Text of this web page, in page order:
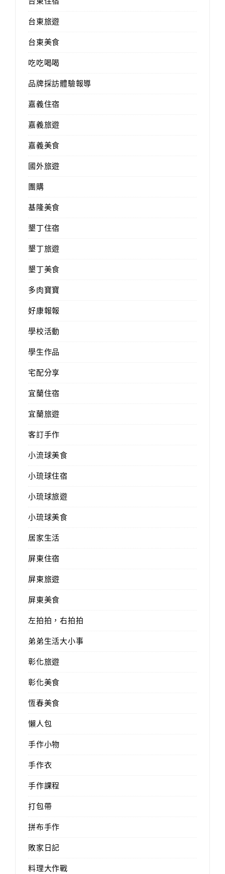
台東旅遊
台東美食
吃吃喝喝
品牌採訪體驗報導
嘉義住宿
嘉義旅遊
嘉義美食
國外旅遊
團購
基隆美食
墾丁住宿
墾丁旅遊
墾丁美食
多肉寶寶
好康報報
學校活動
學生作品
宅配分享
宜蘭住宿
宜蘭旅遊
客訂手作
小流球美食
小琉球住宿
小琉球旅遊
小琉球美食
居家生活
屏東住宿
屏東旅遊
屏東美食
左拍拍，右拍拍
弟弟生活大小事
彰化旅遊
彰化美食
恆春美食
懶人包
手作小物
手作衣
手作課程
打包帶
拼布手作
敗家日記
料理大作戰